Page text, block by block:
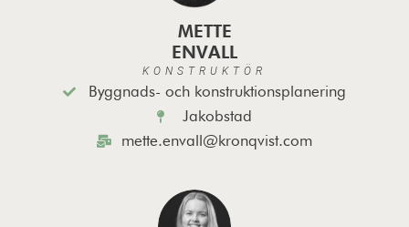
METTE
ENVALL
KONSTRUKTÖR
Byggnads- och konstruktionsplanering
Jakobstad
mette.envall@kronqvist.com